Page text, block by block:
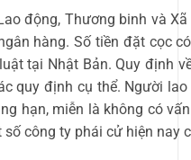
động, Thương binh và
hàng. Số tiền đặt cọc
tại Nhật Bản. Quy định
quy định cụ thể. Người
hạn, miễn là không có
công ty phái cử hiện nay